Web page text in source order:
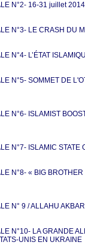
N°2- 16-31 juillet 2014
N°3- LE CRASH DU
N°4- L’ÉTAT
N°5- SOMMET DE
N°6- ISLAMIST
N°7- ISLAMIC STATE
N°8- « BIG
N° 9 / ALLAHU
N°10- LA GRANDE
UNIS EN UKRAINE